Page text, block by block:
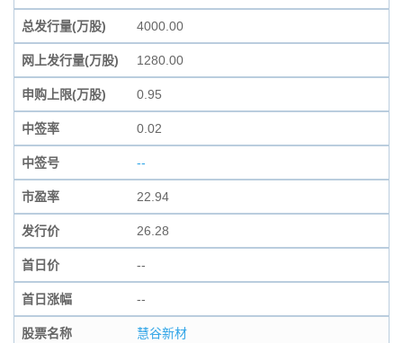
总发行量(万股) 4000.00
网上发行量(万股) 1280.00
申购上限(万股) 0.95
中签率 0.02
中签号 --
市盈率 22.94
发行价 26.28
首日价 --
首日涨幅 --
股票名称 慧谷新材